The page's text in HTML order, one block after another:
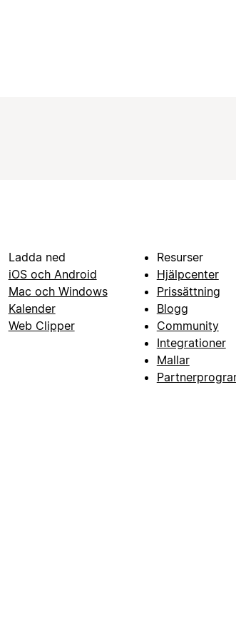
Ladda ned
iOS och Android
Mac och Windows
Kalender
Web Clipper
Resurser
Hjälpcenter
Prissättning
Blogg
Community
Integrationer
Mallar